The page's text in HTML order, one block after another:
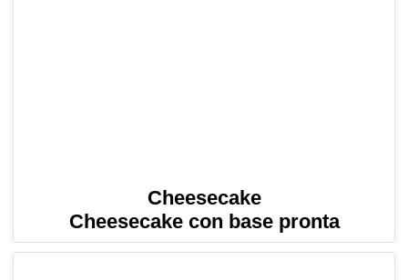
Cheesecake
Cheesecake con base pronta